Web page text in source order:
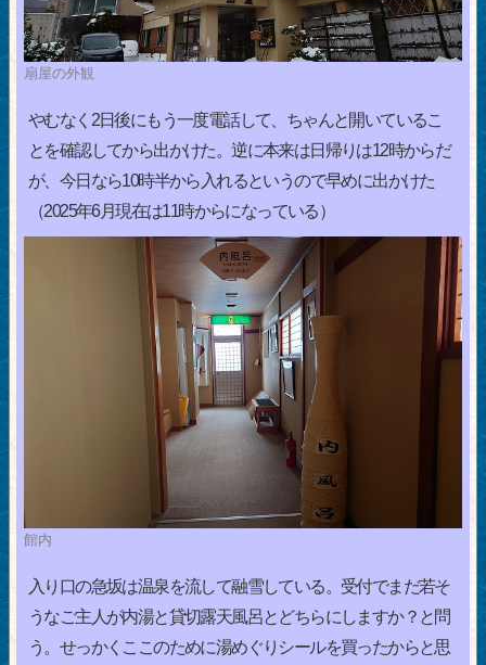
扇屋の外観
やむなく2日後にもう一度電話して、ちゃんと開いているこ
とを確認してから出かけた。逆に本来は日帰りは12時からだ
が、今日なら10時半から入れるというので早めに出かけた
（2025年6月現在は11時からになっている）
館内
入り口の急坂は温泉を流して融雪している。受付でまだ若そ
うなご主人が内湯と貸切露天風呂とどちらにしますか？と問
う。せっかくここのために湯めぐりシールを買ったからと思